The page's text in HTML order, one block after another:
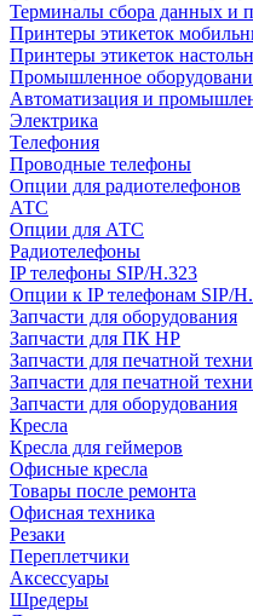
Терминалы сбора данных и
Принтеры этикеток
Принтеры этикеток
Промышленное
Автоматизация и
Электрика
Телефония
Проводные телефоны
Опции для радиотелефонов
АТС
Опции для АТС
Радиотелефоны
IP телефоны SIP/H.323
Опции к IP телефонам SIP/
Запчасти для оборудования
Запчасти для ПК HP
Запчасти для печатной
Запчасти для печатной
Запчасти для оборудования
Кресла
Кресла для геймеров
Офисные кресла
Товары после ремонта
Офисная техника
Резаки
Переплетчики
Аксессуары
Шредеры